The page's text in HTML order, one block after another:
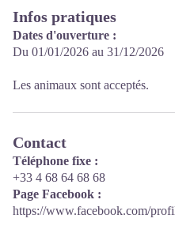
Infos pratiques
Dates d'ouverture :
Du 01/01/2026 au 31/12/2026
Les animaux sont acceptés.
Contact
Téléphone fixe :
+33 4 68 64 68 68
Page Facebook :
https://www.facebook.com/